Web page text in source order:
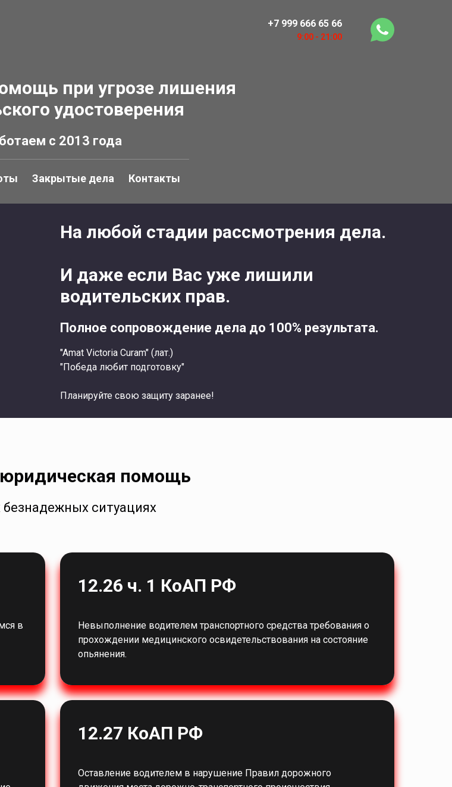
+7 999 666 65 66
9:00 - 21:00
при угрозе лишения
удостоверения
с 2013 года
Закрытые дела Контакты
На любой стадии рассмотрения дела.
И даже если Вас уже лишили
водительских прав.
Полное сопровождение дела до 100% результата.
"Amat Victoria Curam" (лат.)
"Победа любит подготовку"
Планируйте свою защиту заранее!
помощь
ситуациях
в
12.26 ч. 1 КоАП РФ
Невыполнение водителем транспортного средства требования о
прохождении медицинского освидетельствования на состояние
опьянения.
12.27 КоАП РФ
Оставление водителем в нарушение Правил дорожного